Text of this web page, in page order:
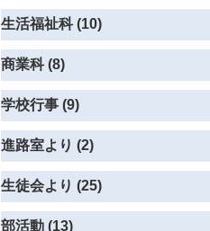
生活福祉科 (10)
商業科 (8)
学校行事 (9)
進路室より (2)
生徒会より (25)
部活動 (13)